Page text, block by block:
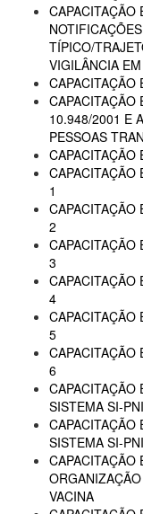
CAPACITAÇÃO
TÍPICO/
VIGILÂNCIA
CAPACITAÇÃO
CAPACITAÇÃO
10.948/2001 E
PESSOAS
CAPACITAÇÃO
CAPACITAÇÃO
1
CAPACITAÇÃO
2
CAPACITAÇÃO
3
CAPACITAÇÃO
4
CAPACITAÇÃO
5
CAPACITAÇÃO
6
CAPACITAÇÃO
SISTEMA SI-
CAPACITAÇÃO
SISTEMA SI-
CAPACITAÇÃO
VACINA